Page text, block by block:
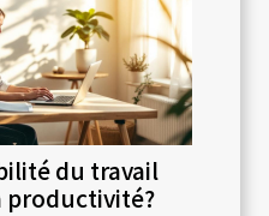
du travail
productivité?